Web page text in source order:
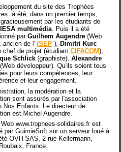
du site des Trophées
à été, dans un premier temps,
par les étudiants de
IESA multimédia. Puis il a été
parGuilhem Augendre (Web
ancien de l' ISEP ), Dimitri Kurc
chef de projet (étudiantCIFACOM),
Schlick (graphiste),Alexandre
développeur). Qu'ils soient tous
pour leurs compétences, leur
et leur engagement.
la modération et la
sont assurés par l'association
Nos Enfants. Le directeur de
est Michel Augendre.
www.trophees-solidaires.fr est
par GuimieSoft sur un serveur loué à
OVH SAS, 2 rue Kellermann,
France.